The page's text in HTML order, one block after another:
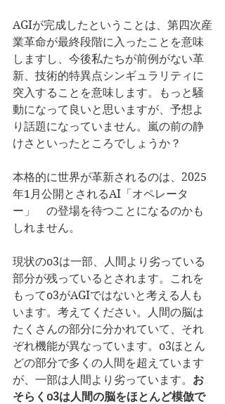
AGIが完成したということは、第四次産
業革命が最終段階に入ったことを意味
しますし、今後私たちが前例がない革
新、技術的特異点シンギュラリティに
突入することを意味します。もっと騒
動になって良いと思いますが、予想よ
り話題になっていません。嵐の前の静
けさといったところでしょうか？
本格的に世界が革新されるのは、2025
年1月公開とされるAI「オペレータ
ー」　の登場を待つことになるのかも
しれません。
現状のo3は一部、人間より劣っている
部分が残っているとされます。これを
もってo3がAGIではないと考える人も
います。考えてください。人間の脳は
たくさんの部分に分かれていて、それ
ぞれ機能が異なっています。o3ほとん
どの部分で多くの人間を超えています
が、一部は人間より劣っています。 お
そらくo3は人間の脳をほとんど模倣で